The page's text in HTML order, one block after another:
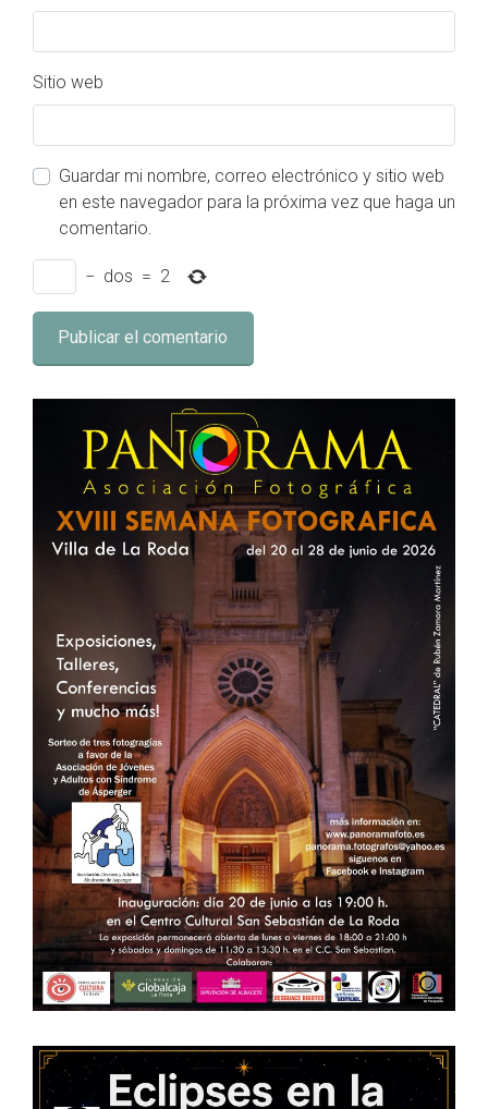
Sitio web
Guardar mi nombre, correo electrónico y sitio web
en este navegador para la próxima vez que haga un
comentario.
− dos = 2